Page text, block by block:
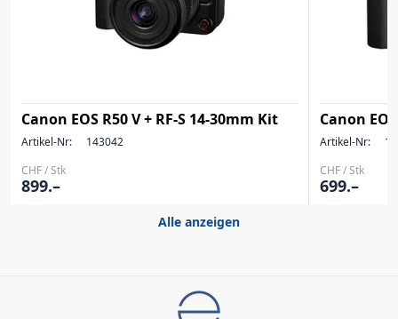
Canon EOS R50 V + RF-S 14-30mm Kit
Artikel-Nr:
143042
CHF / Stk
899.–
Canon
Artikel-Nr:
CHF / Stk
699.–
Alle anzeigen